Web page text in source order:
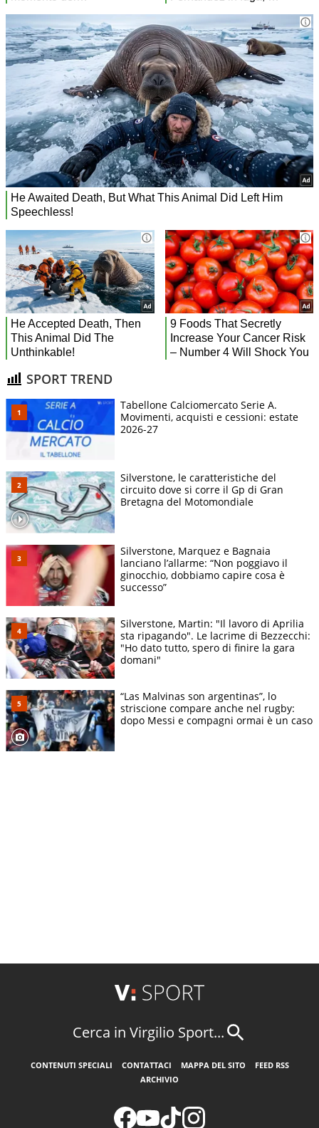
SPORT TREND
Tabellone Calciomercato Serie A.
Movimenti, acquisti e cessioni: estate
2026-27
Silverstone, le caratteristiche del
circuito dove si corre il Gp di Gran
Bretagna del Motomondiale
Silverstone, Marquez e Bagnaia
lanciano l’allarme: “Non poggiavo il
ginocchio, dobbiamo capire cosa è
successo”
Silverstone, Martin: "Il lavoro di Aprilia
sta ripagando". Le lacrime di Bezzecchi:
"Ho dato tutto, spero di finire la gara
domani"
“Las Malvinas son argentinas”, lo
striscione compare anche nel rugby:
dopo Messi e compagni ormai è un caso
Cerca in Virgilio Sport...
CONTENUTI SPECIALI CONTATTACI MAPPA DEL SITO
FEED RSS
ARCHIVIO